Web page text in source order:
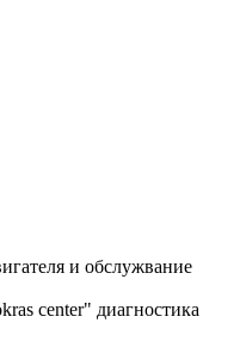
и обслужвание
center" диагностика